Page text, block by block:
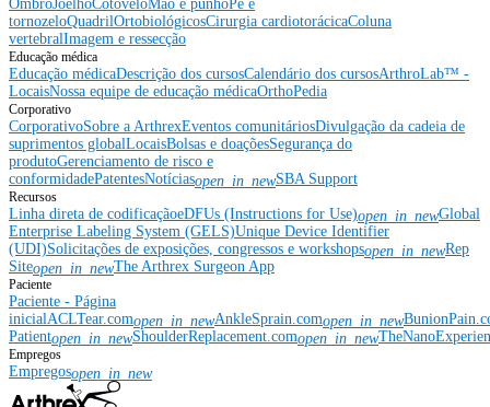
OmbroJoelhoCotoveloMão e punhoPé e
tornozeloQuadrilOrtobiológicosCirurgia cardiotorácicaColuna
vertebralImagem e ressecção
Educação médica
Educação médicaDescrição dos cursosCalendário dos cursosArthroLab™ -
LocaisNossa equipe de educação médicaOrthoPedia
Corporativo
CorporativoSobre a ArthrexEventos comunitáriosDivulgação da cadeia de
suprimentos globalLocaisBolsas e doaçõesSegurança do
produtoGerenciamento de risco e
conformidadePatentesNotíciasopen_in_newSBA Support
Recursos
Linha direta de codificaçãoeDFUs (Instructions for Use)open_in_newGlobal
Enterprise Labeling System (GELS)Unique Device Identifier
(UDI)Solicitações de exposições, congressos e workshopsopen_in_newRep
Siteopen_in_newThe Arthrex Surgeon App
Paciente
Paciente - Página
inicialACLTear.comopen_in_newAnkleSprain.comopen_in_new
Patientopen_in_newShoulderReplacement.comopen_in_new
Empregos
Empregosopen_in_new